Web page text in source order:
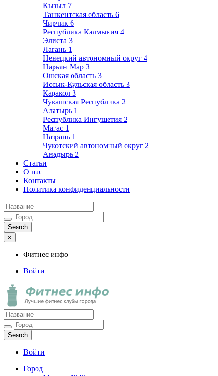
Кызыл 7
Ташкентская область 6
Чирчик 6
Республика Калмыкия 4
Элиста 3
Лагань 1
Ненецкий автономный округ 4
Нарьян-Мар 3
Ошская область 3
Иссык-Кульская область 3
Каракол 3
Чувашская Республика 2
Алатырь 1
Республика Ингушетия 2
Магас 1
Назрань 1
Чукотский автономный округ 2
Анадырь 2
Статьи
О нас
Контакты
Политика конфиденциальности
×
Фитнес инфо
Войти
Фитнес инфо
Лучшие фитнес клубы города
Войти
Город